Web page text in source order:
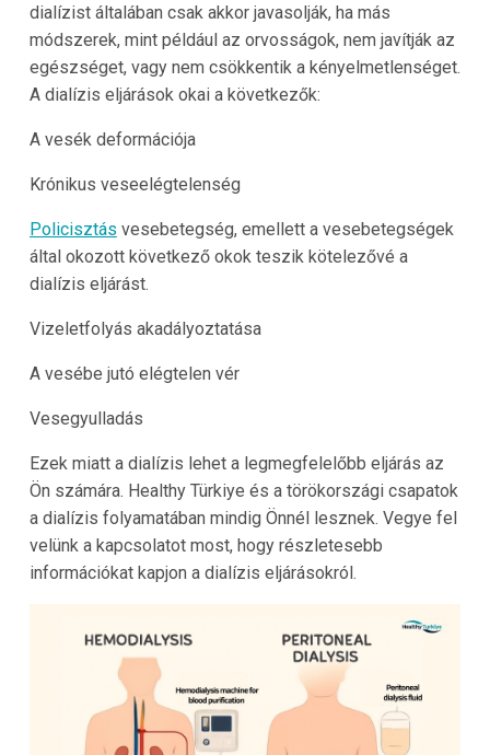
dialízist általában csak akkor javasolják, ha más
módszerek, mint például az orvosságok, nem javítják az
egészséget, vagy nem csökkentik a kényelmetlenséget.
A dialízis eljárások okai a következők:
A vesék deformációja
Krónikus veseelégtelenség
Policisztás vesebetegség, emellett a vesebetegségek
által okozott következő okok teszik kötelezővé a
dialízis eljárást.
Vizeletfolyás akadályoztatása
A vesébe jutó elégtelen vér
Vesegyulladás
Ezek miatt a dialízis lehet a legmegfelelőbb eljárás az
Ön számára. Healthy Türkiye és a törökországi csapatok
a dialízis folyamatában mindig Önnél lesznek. Vegye fel
velünk a kapcsolatot most, hogy részletesebb
információkat kapjon a dialízis eljárásokról.